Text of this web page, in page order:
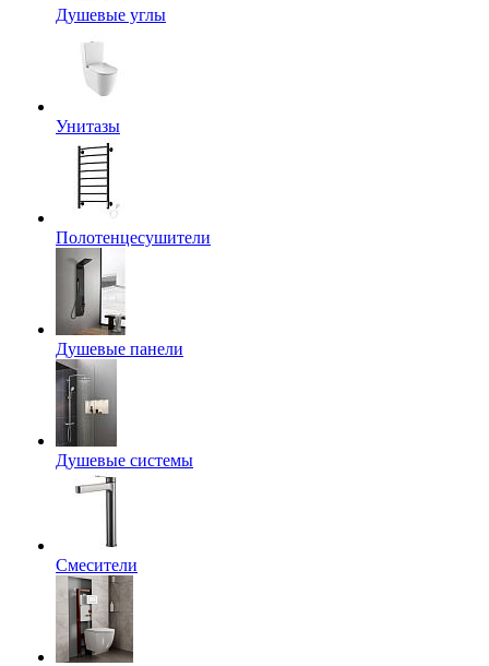
Душевые углы
Унитазы
Полотенцесушители
Душевые панели
Душевые системы
Смесители